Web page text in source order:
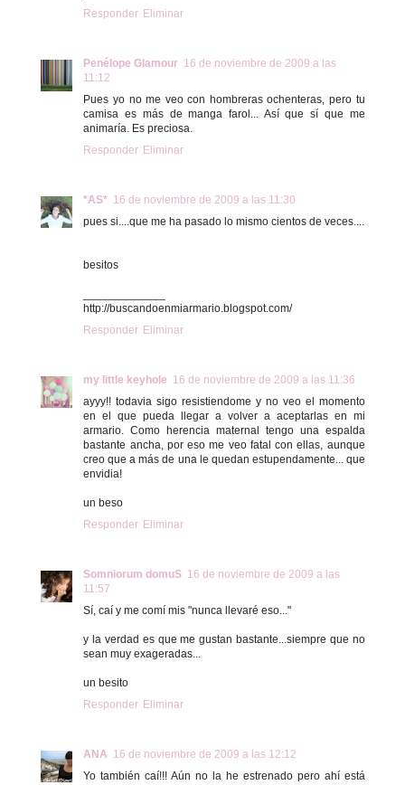
Responder Eliminar
Penélope Glamour 16 de noviembre de 2009 a las
11:12
Pues yo no me veo con hombreras ochenteras, pero tu
camisa es más de manga farol... Así que sí que me
animaría. Es preciosa.
Responder Eliminar
*AS* 16 de noviembre de 2009 a las 11:30
pues si....que me ha pasado lo mismo cientos de veces....
besitos
http://buscandoenmiarmario.blogspot.com/
Responder Eliminar
my little keyhole 16 de noviembre de 2009 a las 11:36
ayyy!! todavia sigo resistiendome y no veo el momento
en el que pueda llegar a volver a aceptarlas en mi
armario. Como herencia maternal tengo una espalda
bastante ancha, por eso me veo fatal con ellas, aunque
creo que a más de una le quedan estupendamente... que
envidia!
un beso
Responder Eliminar
Somniorum domuS 16 de noviembre de 2009 a las
11:57
Sí, caí y me comí mis "nunca llevaré eso..."
y la verdad es que me gustan bastante...siempre que no
sean muy exageradas...
un besito
Responder Eliminar
ANA 16 de noviembre de 2009 a las 12:12
Yo también caí!!! Aún no la he estrenado pero ahí está